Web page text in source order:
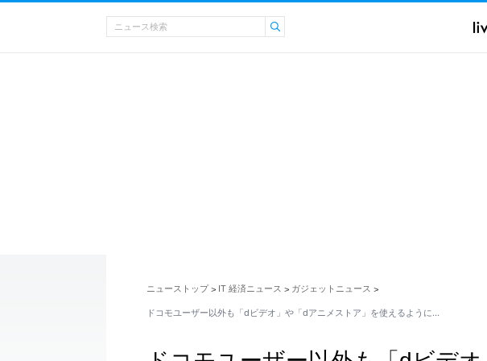
ニューストップ > IT 経済ニュース > ガジェットニュース >
ドコモユーザー以外も「dビデオ」や「dアニメストア」を使えるように…